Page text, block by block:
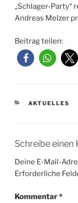
„Schlager-Party“
Andreas Melzer
Beitrag teilen:
KATEGORIEN
AKTUELLES
Schreibe einen
Deine E-Mail-
Erforderliche
Kommentar*